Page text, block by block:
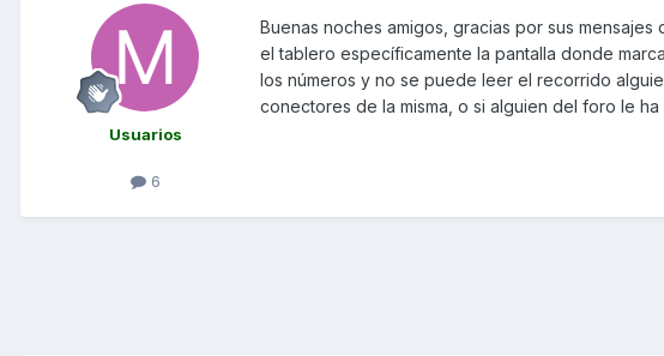
Usuarios
6
Buenas noches amigos, gracias por sus
el tablero específicamente la pantalla donde
los números y no se puede leer el recorrido
conectores de la misma, o si alguien del foro le